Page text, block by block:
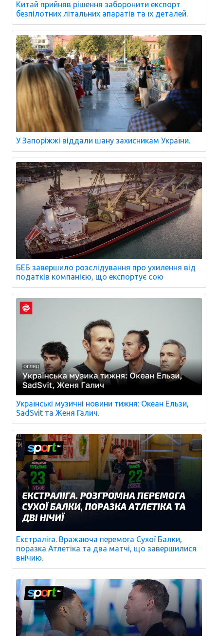
Китай прийняв рішення заборонити експорт
безпілотних літальних апаратів та їх деталей.
У Запоріжжі віддали шану захисникам України.
БЕБ завершило розслідування про ухилення від
податків компанією, що експортує сою
Українські музичні новини тижня: Океан Ельзи,
SadSvit та Женя Галич.
Екстраліга. Вражаюча перемога Сухої Балки,
поразка Атлетіка та два матчі, що завершилися
внічию.